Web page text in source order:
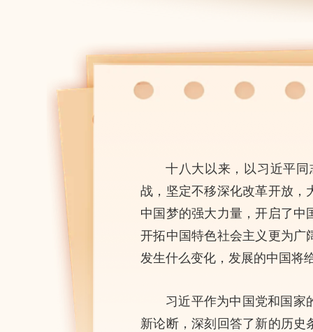
十八大以来，以习近平
战，坚定不移深化改革开放，
中国梦的强大力量，开启了中
开拓中国特色社会主义更为广
发生什么变化，发展的中国将
习近平作为中国党和国家
新论断，深刻回答了新的历史